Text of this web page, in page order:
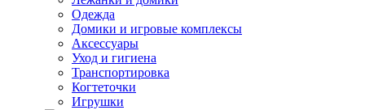
Одежда
Домики и игровые комплексы
Аксессуары
Уход и гигиена
Транспортировка
Когтеточки
Игрушки